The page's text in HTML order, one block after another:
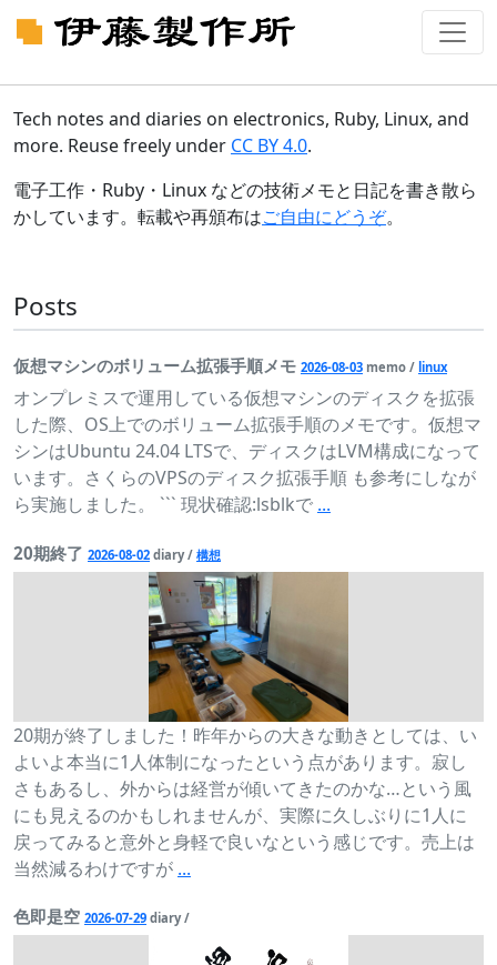
Tech notes and diaries on electronics, Ruby, Linux, and
more. Reuse freely under CC BY 4.0.
電子工作・Ruby・Linux などの技術メモと日記を書き散ら
かしています。転載や再頒布はご自由にどうぞ。
Posts
仮想マシンのボリューム拡張手順メモ 2026-08-03 memo / linux
オンプレミスで運用している仮想マシンのディスクを拡張
した際、OS上でのボリューム拡張手順のメモです。仮想マ
シンはUbuntu 24.04 LTSで、ディスクはLVM構成になって
います。さくらのVPSのディスク拡張手順 も参考にしなが
ら実施しました。 ``` 現状確認:lsblkで ...
20期終了 2026-08-02 diary / 構想
20期が終了しました！昨年からの大きな動きとしては、い
よいよ本当に1人体制になったという点があります。寂し
さもあるし、外からは経営が傾いてきたのかな…という風
にも見えるのかもしれませんが、実際に久しぶりに1人に
戻ってみると意外と身軽で良いなという感じです。売上は
当然減るわけですが ...
色即是空 2026-07-29 diary /